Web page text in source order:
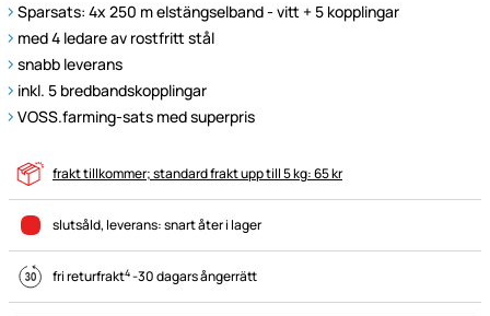
Sparsats: 4x 250 m elstängselband - vitt + 5 kopplingar
med 4 ledare av rostfritt stål
snabb leverans
inkl. 5 bredbandskopplingar
VOSS.farming-sats med superpris
frakt tillkommer; standard frakt upp till 5 kg: 65 kr
slutsåld, leverans:snart åter i lager
fri returfrakt4-30 dagars ångerrätt